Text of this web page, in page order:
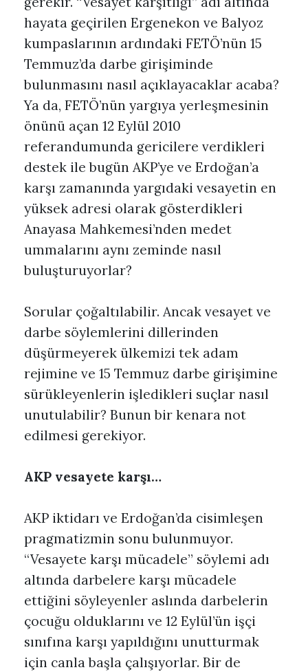
hayata geçirilen Ergenekon ve Balyoz
kumpaslarının ardındaki FETÖ’nün 15
Temmuz’da darbe girişiminde
bulunmasını nasıl açıklayacaklar acaba?
Ya da, FETÖ’nün yargıya yerleşmesinin
önünü açan 12 Eylül 2010
referandumunda gericilere verdikleri
destek ile bugün AKP’ye ve Erdoğan’a
karşı zamanında yargıdaki vesayetin en
yüksek adresi olarak gösterdikleri
Anayasa Mahkemesi’nden medet
ummalarını aynı zeminde nasıl
buluşturuyorlar?
Sorular çoğaltılabilir. Ancak vesayet ve
darbe söylemlerini dillerinden
düşürmeyerek ülkemizi tek adam
rejimine ve 15 Temmuz darbe girişimine
sürükleyenlerin işledikleri suçlar nasıl
unutulabilir? Bunun bir kenara not
edilmesi gerekiyor.
AKP vesayete karşı…
AKP iktidarı ve Erdoğan’da cisimleşen
pragmatizmin sonu bulunmuyor.
“Vesayete karşı mücadele” söylemi adı
altında darbelere karşı mücadele
ettiğini söyleyenler aslında darbelerin
çocuğu olduklarını ve 12 Eylül’ün işçi
sınıfına karşı yapıldığını unutturmak
için canla başla çalışıyorlar. Bir de